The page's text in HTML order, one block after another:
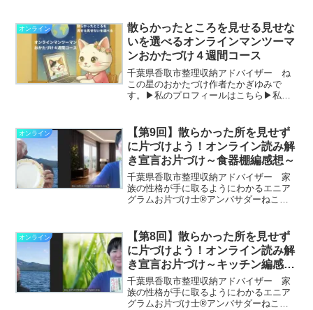
第４回も開催致します！！インスタや
LINE公式アカウント内では...
オンライン
散らかったところを見せる見せな
いを選べるオンラインマンツーマ
ンおかたづけ４週間コース
千葉県香取市整理収納アドバイザー ね
この星のおかたづけ作者たかぎゆみで
す。▶私のプロフィールはこちら▶私が
見せないか迷っている方におすすめです
お部屋は片づけたいと思って...
オンライン
【第9回】散らかった所を見せず
に片づけよう！オンライン読み解
き宣言お片づけ～食器棚編感想～
千葉県香取市整理収納アドバイザー 家
族の性格が手に取るようにわかるエニア
グラムお片づけ士®アンバサダーねこの
お片づけ童話「ねこの星のおかたづけ」
はこちらこの本には書き込...
オンライン
【第8回】散らかった所を見せず
に片づけよう！オンライン読み解
き宣言お片づけ～キッチン編感想
～
千葉県香取市整理収納アドバイザー 家
族の性格が手に取るようにわかるエニア
グラムお片づけ士®アンバサダーねこの